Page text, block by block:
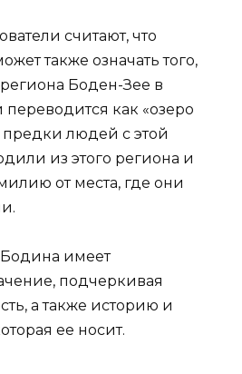
считают, что
также означать того,
Боден-Зее в
как «озеро
людей с этой
из этого региона и
от места, где они
имеет
подчеркивая
а также историю и
ее носит.